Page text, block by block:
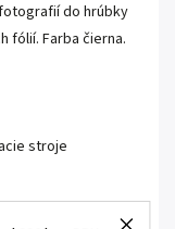
do hrúbky
fólií. Farba čierna.
stroje